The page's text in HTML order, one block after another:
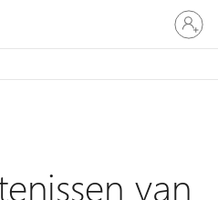
Meld
je
aan
je
van